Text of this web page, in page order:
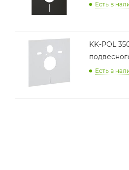
Есть в
KK-POL 350/A/108-00-00
Есть в